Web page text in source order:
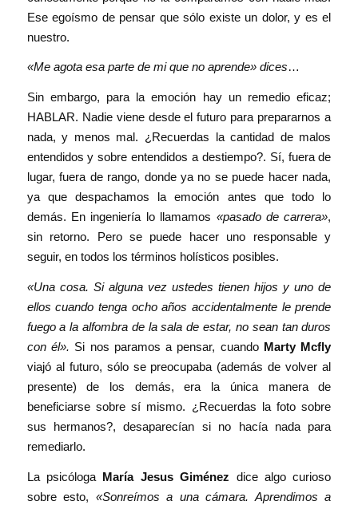
Ese egoísmo de pensar que sólo existe un dolor, y es el
nuestro.
«Me agota esa parte de mi que no aprende» dices…
Sin embargo, para la emoción hay un remedio eficaz;
HABLAR. Nadie viene desde el futuro para prepararnos a
nada, y menos mal. ¿Recuerdas la cantidad de malos
entendidos y sobre entendidos a destiempo?. Sí, fuera de
lugar, fuera de rango, donde ya no se puede hacer nada,
ya que despachamos la emoción antes que todo lo
demás. En ingeniería lo llamamos «pasado de carrera»,
sin retorno. Pero se puede hacer uno responsable y
seguir, en todos los términos holísticos posibles.
«Una cosa. Si alguna vez ustedes tienen hijos y uno de
ellos cuando tenga ocho años accidentalmente le prende
fuego a la alfombra de la sala de estar, no sean tan duros
con él». Si nos paramos a pensar, cuando Marty Mcfly
viajó al futuro, sólo se preocupaba (además de volver al
presente) de los demás, era la única manera de
beneficiarse sobre sí mismo. ¿Recuerdas la foto sobre
sus hermanos?, desaparecían si no hacía nada para
remediarlo.
La psicóloga María Jesus Giménez dice algo curioso
sobre esto, «Sonreímos a una cámara. Aprendimos a